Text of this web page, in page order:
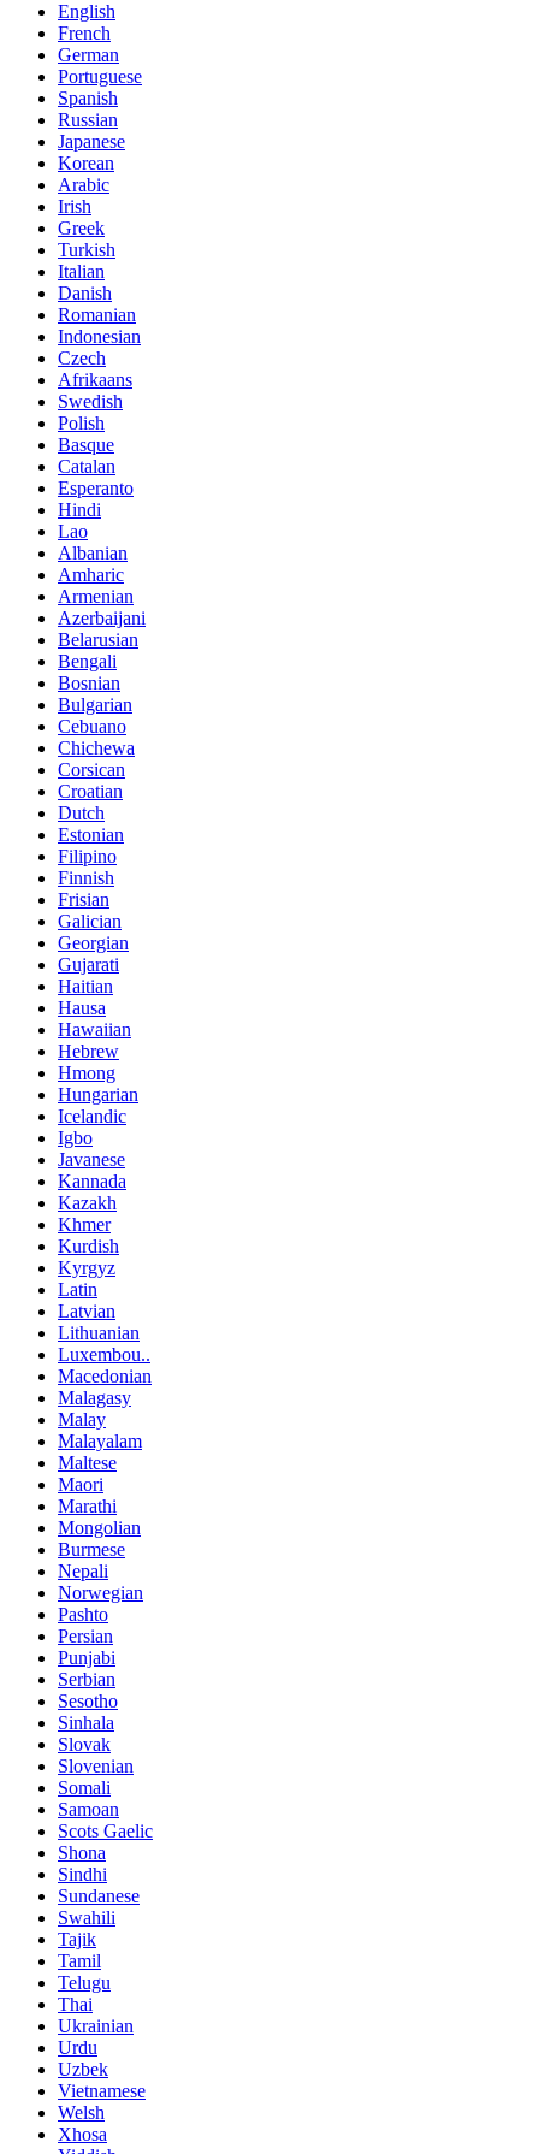
English
French
German
Portuguese
Spanish
Russian
Japanese
Korean
Arabic
Irish
Greek
Turkish
Italian
Danish
Romanian
Indonesian
Czech
Afrikaans
Swedish
Polish
Basque
Catalan
Esperanto
Hindi
Lao
Albanian
Amharic
Armenian
Azerbaijani
Belarusian
Bengali
Bosnian
Bulgarian
Cebuano
Chichewa
Corsican
Croatian
Dutch
Estonian
Filipino
Finnish
Frisian
Galician
Georgian
Gujarati
Haitian
Hausa
Hawaiian
Hebrew
Hmong
Hungarian
Icelandic
Igbo
Javanese
Kannada
Kazakh
Khmer
Kurdish
Kyrgyz
Latin
Latvian
Lithuanian
Luxembou..
Macedonian
Malagasy
Malay
Malayalam
Maltese
Maori
Marathi
Mongolian
Burmese
Nepali
Norwegian
Pashto
Persian
Punjabi
Serbian
Sesotho
Sinhala
Slovak
Slovenian
Somali
Samoan
Scots Gaelic
Shona
Sindhi
Sundanese
Swahili
Tajik
Tamil
Telugu
Thai
Ukrainian
Urdu
Uzbek
Vietnamese
Welsh
Xhosa